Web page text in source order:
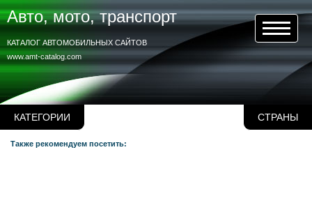
КАТЕГОРИИ СТРАНЫ
Авто, мото, транспорт
www.amt-catalog.com
КАТАЛОГ АВТОМОБИЛЬНЫХ САЙТОВ
Также рекомендуем посетить: